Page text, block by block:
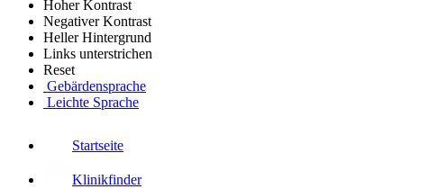
Hoher Kontrast
Negativer Kontrast
Heller Hintergrund
Links unterstrichen
Reset
Gebärdensprache
Leichte Sprache
Startseite
Klinikfinder